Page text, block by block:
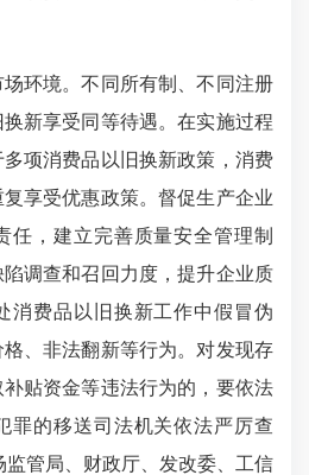
境。不同所有制、不同注册
新享受同等待遇。在实施过程
项消费品以旧换新政策，消费
享受优惠政策。督促生产企业
任，建立完善质量安全管理制
调查和召回力度，提升企业质
消费品以旧换新工作中假冒伪
、非法翻新等行为。对发现存
贴资金等违法行为的，要依法
罪的移送司法机关依法严厉查
管局、财政厅、发改委、工信